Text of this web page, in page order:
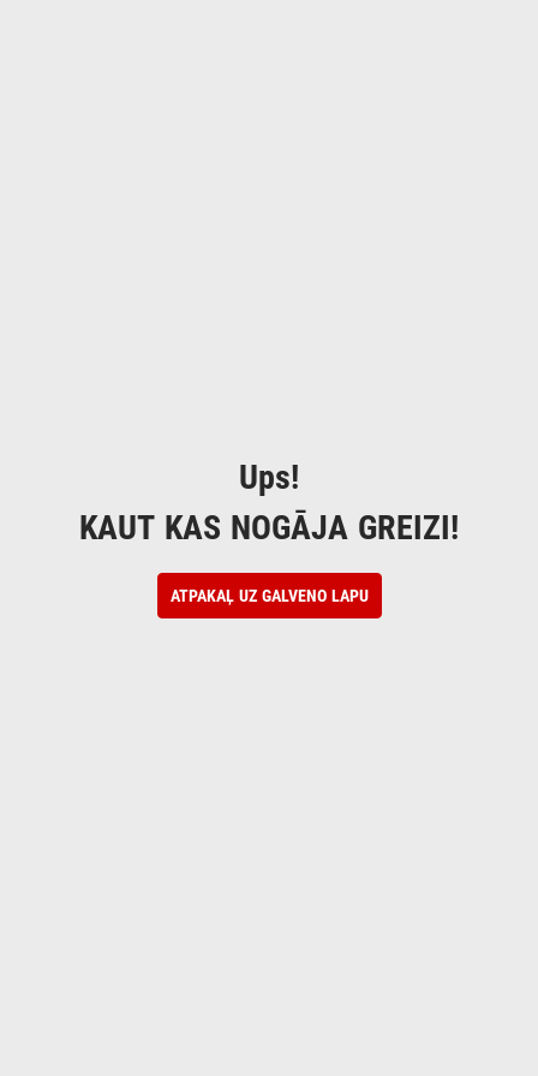
Ups!
KAUT KAS NOGĀJA GREIZI!
ATPAKAĻ UZ GALVENO LAPU